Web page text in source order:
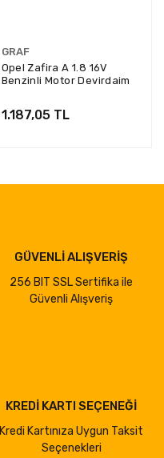
GRAF
Opel Zafira A 1.8 16V
Benzinli Motor Devirdaim
1.187,05 TL
GÜVENLİ ALIŞVERİŞ
256 BIT SSL Sertifika ile
Güvenli Alışveriş
KREDİ KARTI SEÇENEĞİ
Kredi Kartınıza Uygun Taksit
Seçenekleri